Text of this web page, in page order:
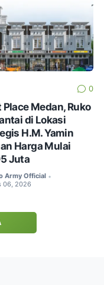
0
Medan, Ruko
di Lokasi
H.M. Yamin
Harga Mulai
Juta
Army Official •
06, 2026